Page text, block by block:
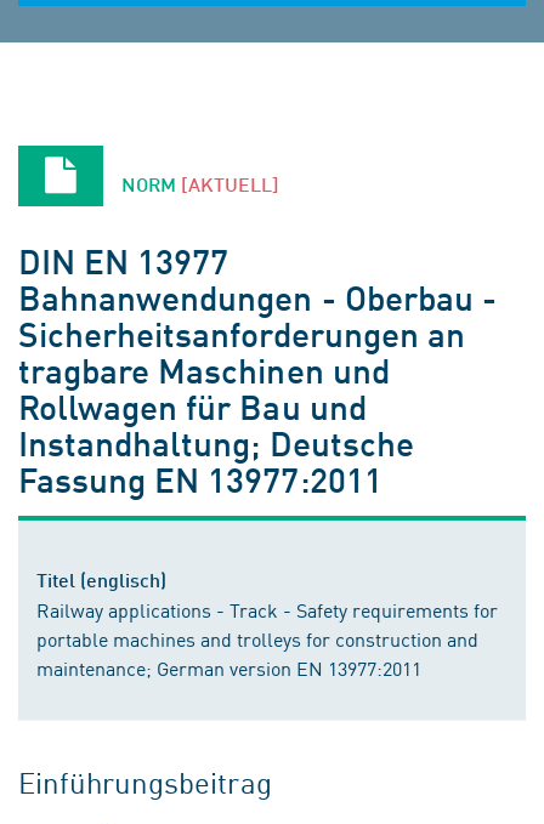
NORM [AKTUELL]
DIN EN 13977
Bahnanwendungen - Oberbau -
Sicherheitsanforderungen an
tragbare Maschinen und
Rollwagen für Bau und
Instandhaltung; Deutsche
Fassung EN 13977:2011
Titel (englisch)
Railway applications - Track - Safety requirements for
portable machines and trolleys for construction and
maintenance; German version EN 13977:2011
Einführungsbeitrag